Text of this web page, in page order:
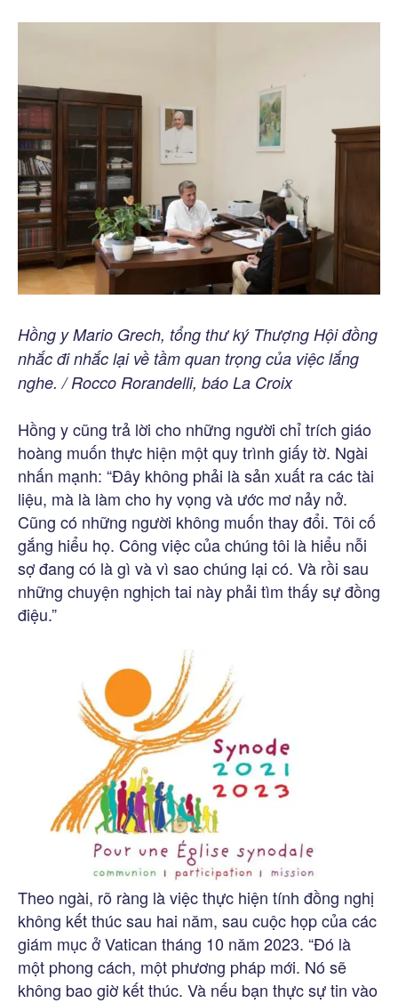
Hồng y Mario Grech, tổng thư ký Thượng Hội đồng
nhắc đi nhắc lại về tầm quan trọng của việc lắng
nghe. / Rocco Rorandelli, báo La Croix
Hồng y cũng trả lời cho những người chỉ trích giáo
hoàng muốn thực hiện một quy trình giấy tờ. Ngài
nhấn mạnh: “Đây không phải là sản xuất ra các tài
liệu, mà là làm cho hy vọng và ước mơ nảy nở.
Cũng có những người không muốn thay đổi. Tôi cố
gắng hiểu họ. Công việc của chúng tôi là hiểu nỗi
sợ đang có là gì và vì sao chúng lại có. Và rồi sau
những chuyện nghịch tai này phải tìm thấy sự đồng
điệu.”
Theo ngài, rõ ràng là việc thực hiện tính đồng nghị
không kết thúc sau hai năm, sau cuộc họp của các
giám mục ở Vatican tháng 10 năm 2023. “Đó là
một phong cách, một phương pháp mới. Nó sẽ
không bao giờ kết thúc. Và nếu bạn thực sự tin vào